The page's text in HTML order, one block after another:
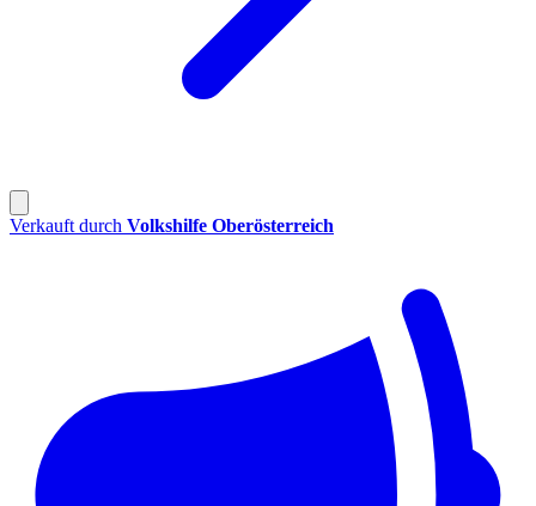
Verkauft durch Volkshilfe Oberösterreich